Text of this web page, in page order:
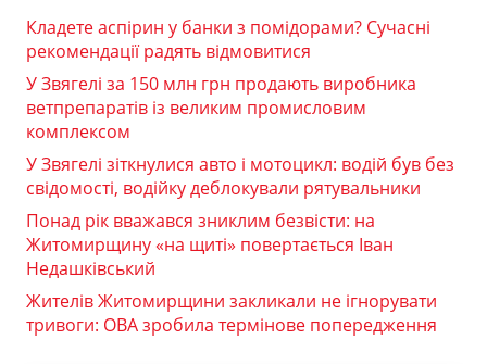
Кладете аспірин у банки з помідорами? Сучасні
рекомендації радять відмовитися
У Звягелі за 150 млн грн продають виробника
ветпрепаратів із великим промисловим
комплексом
У Звягелі зіткнулися авто і мотоцикл: водій був без
свідомості, водійку деблокували рятувальники
Понад рік вважався зниклим безвісти: на
Житомирщину «на щиті» повертається Іван
Недашківський
Жителів Житомирщини закликали не ігнорувати
тривоги: ОВА зробила термінове попередження